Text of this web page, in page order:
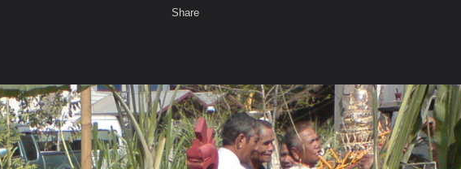
รรม ทริปพิธีโฮดน่ำ(สรงน้ำ)หลวงปู่ขาวสก
ม่ วิดีโอ รูปภาพ
น สถานที่ กล้อง แท็ก
เสียงธรรม สมาชิก ห้องสนทนา
Share